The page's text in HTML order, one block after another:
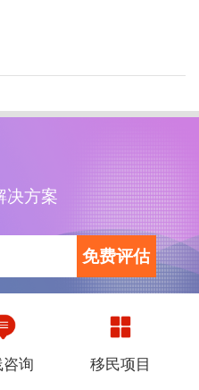
决方案
免费评估
询 移民项目